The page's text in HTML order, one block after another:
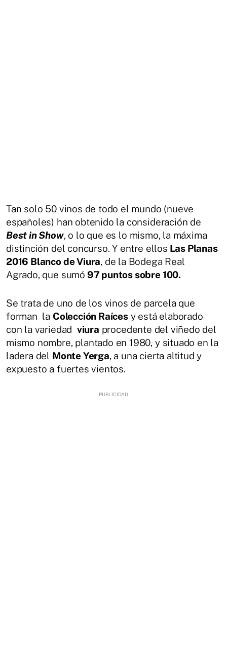
Tan solo 50 vinos de todo el mundo (nueve
españoles) han obtenido la consideración de
Best in Show, o lo que es lo mismo, la máxima
distinción del concurso. Y entre ellos Las Planas
2016 Blanco de Viura, de la Bodega Real
Agrado, que sumó 97 puntos sobre 100.
Se trata de uno de los vinos de parcela que
forman la Colección Raícesy está elaborado
con la variedad viura procedente del viñedo del
mismo nombre, plantado en 1980, y situado en la
ladera del Monte Yerga, a una cierta altitud y
expuesto a fuertes vientos.